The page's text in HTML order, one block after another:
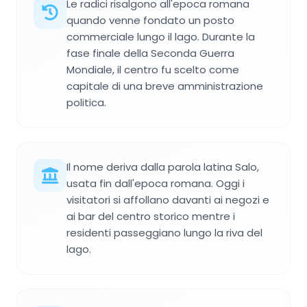
Le radici risalgono all'epoca romana
quando venne fondato un posto
commerciale lungo il lago. Durante la
fase finale della Seconda Guerra
Mondiale, il centro fu scelto come
capitale di una breve amministrazione
politica.
Il nome deriva dalla parola latina Salo,
usata fin dall'epoca romana. Oggi i
visitatori si affollano davanti ai negozi e
ai bar del centro storico mentre i
residenti passeggiano lungo la riva del
lago.